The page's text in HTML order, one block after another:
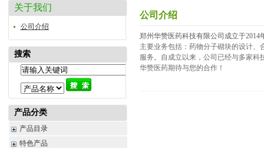
关于我们
公司介绍
搜索
产品分类
产品目录
特色产品
公司介绍
郑州华赞医药科技有限公司成立于
主要业务包括：药物分子砌块的设计
服务。自成立以来，公司已经与多家
华赞医药期待与您的合作！